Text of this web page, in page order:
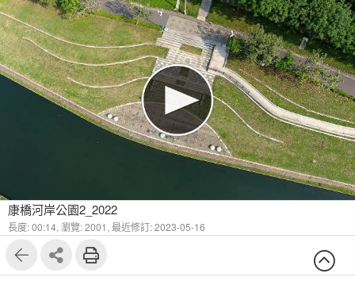
康橋河岸公園2_2022
長度: 00:14, 瀏覽: 2001, 最近修訂: 2023-05-16